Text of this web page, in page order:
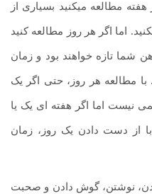
مطالعه می­کنید بسیاری از
اما اگر هر روز مطالعه کنید
شما تازه خواهند بود و زمان
با مطالعه هر روز، حتی اگر یک
نیست اما اگر هفته ای یک یا
از دست دادن یک روز، زمان
نوشتن، گوش دادن و صحبت